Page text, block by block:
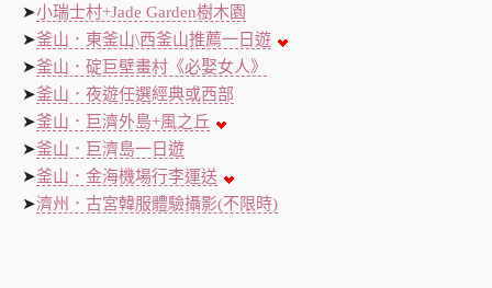
➤小瑞士村+Jade Garden樹木園
➤釜山．東釜山\西釜山推薦一日遊
➤釜山．碇巨壁畫村《必娶女人》
➤釜山．夜遊任選經典或西部
➤釜山．巨濟外島+風之丘
➤釜山．巨濟島一日遊
➤釜山．金海機場行李運送
➤濟州．古宮韓服體驗攝影(不限時)